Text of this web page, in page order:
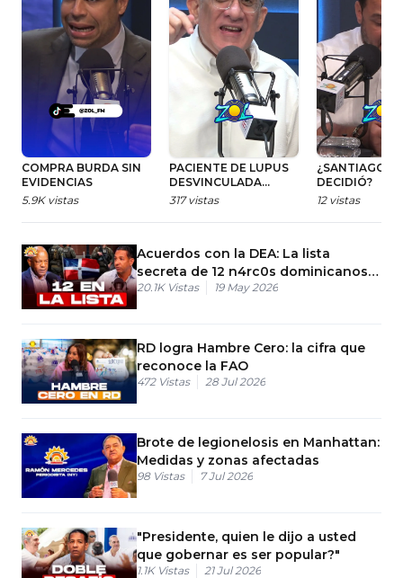
COMPRA BURDA SIN
EVIDENCIAS
5.9K vistas
PACIENTE DE LUPUS
DESVINCULADA
SIGUE SIN
EXIGEN A JHAEL ISA
317 vistas
¿SANTIAGO YA
DECIDIÓ?
12 vistas
Acuerdos con la DEA: La lista
secreta de 12 n4rc0s dominicanos
buscados
20.1K Vistas 19 May 2026
RD logra Hambre Cero: la cifra que
reconoce la FAO
472 Vistas 28 Jul 2026
Brote de legionelosis en Manhattan:
Medidas y zonas afectadas
98 Vistas 7 Jul 2026
"Presidente, quien le dijo a usted
que gobernar es ser popular?"
1.1K Vistas 21 Jul 2026